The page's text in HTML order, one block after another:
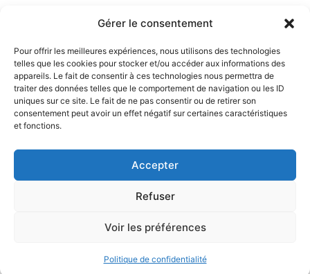
Gérer le consentement
Pour offrir les meilleures expériences, nous utilisons des technologies
telles que les cookies pour stocker et/ou accéder aux informations des
appareils. Le fait de consentir à ces technologies nous permettra de
traiter des données telles que le comportement de navigation ou les ID
uniques sur ce site. Le fait de ne pas consentir ou de retirer son
consentement peut avoir un effet négatif sur certaines caractéristiques
et fonctions.
Accepter
Refuser
Voir les préférences
Politique de confidentialité
Politique de confidentialité
Contact
Soutenez Contrepoints
une réalisation SCENE 64